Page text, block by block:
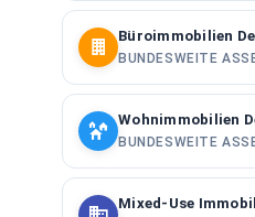
Büroimmobilien
BUNDESWEITE
Wohnimmobilien
BUNDESWEITE
Mixed-Use